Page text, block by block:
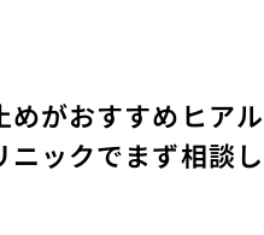
めがおすすめ ヒア
ックでまず相談